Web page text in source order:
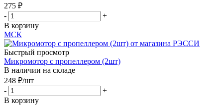
275 ₽
-
+
В корзину
МСК
Быстрый просмотр
Микромотор с пропеллером (2шт)
В наличии на складе
248 ₽/шт
-
+
В корзину